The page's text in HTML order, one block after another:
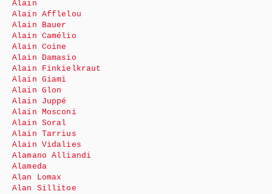
Alain
Alain Afflelou
Alain Bauer
Alain Camélio
Alain Coine
Alain Damasio
Alain Finkielkraut
Alain Giami
Alain Glon
Alain Juppé
Alain Mosconi
Alain Soral
Alain Tarrius
Alain Vidalies
Alamano Alliandi
Alameda
Alan Lomax
Alan Sillitoe